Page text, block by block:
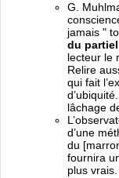
G.
jamais "
du partiel
lecteur le
Relire
qui fait
lâchage
d’une
du
fournira
plus vrais.